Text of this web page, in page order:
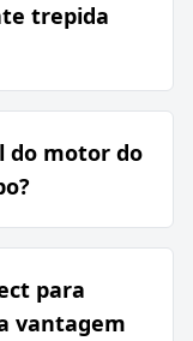
trepida
do motor do
para
vantagem